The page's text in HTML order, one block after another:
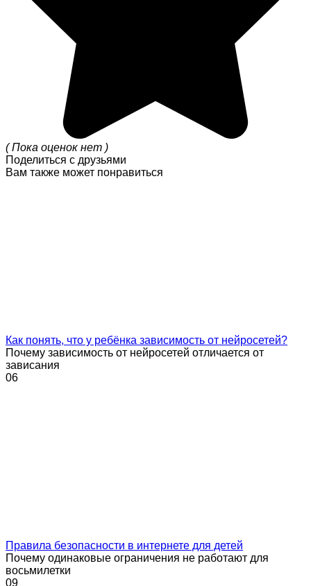
( Пока оценок нет )
Поделиться с друзьями
Вам также может понравиться
Как понять, что у ребёнка зависимость от нейросетей?
Почему зависимость от нейросетей отличается от
зависания
06
Правила безопасности в интернете для детей
Почему одинаковые ограничения не работают для
восьмилетки
09